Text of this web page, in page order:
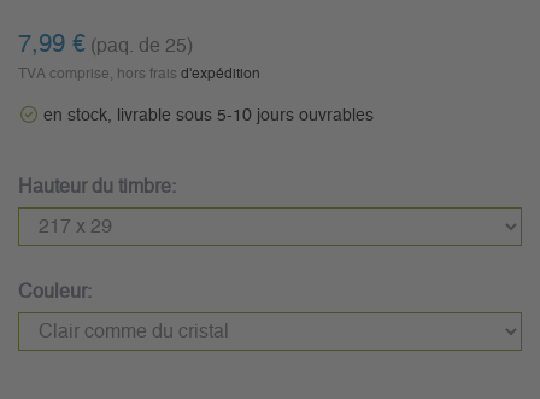
7,99 € (paq. de 25)
TVA comprise, hors frais d'expédition
en stock, livrable sous 5-10 jours ouvrables
Hauteur du timbre:
Couleur: